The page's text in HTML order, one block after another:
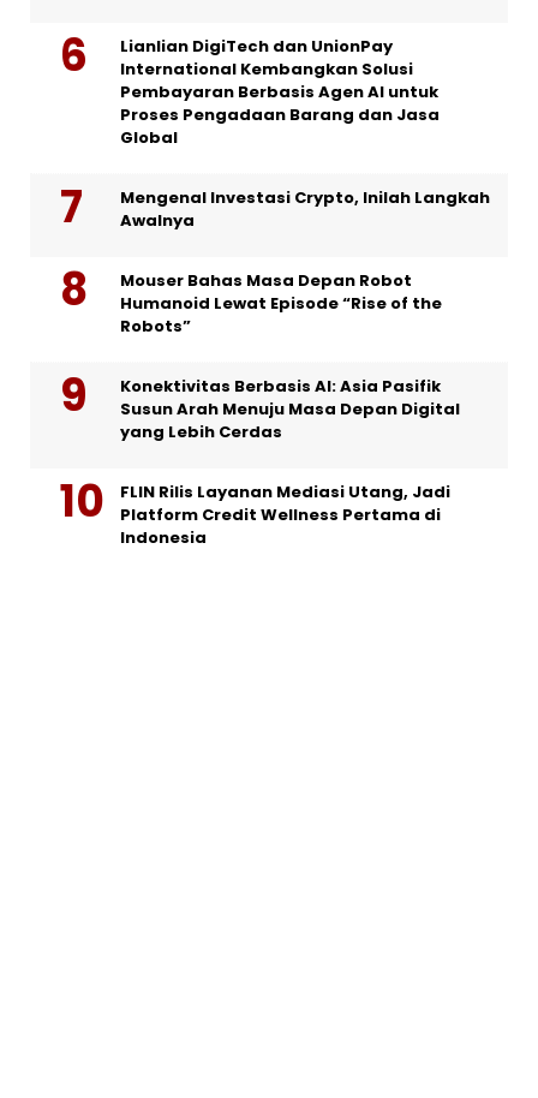
Lianlian DigiTech dan UnionPay
International Kembangkan Solusi
Pembayaran Berbasis Agen AI untuk
Proses Pengadaan Barang dan Jasa
Global
Mengenal Investasi Crypto, Inilah Langkah
Awalnya
Mouser Bahas Masa Depan Robot
Humanoid Lewat Episode “Rise of the
Robots”
Konektivitas Berbasis AI: Asia Pasifik
Susun Arah Menuju Masa Depan Digital
yang Lebih Cerdas
FLIN Rilis Layanan Mediasi Utang, Jadi
Platform Credit Wellness Pertama di
Indonesia